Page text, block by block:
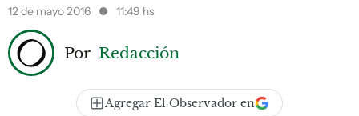
12 de mayo 2016 11:49 hs
Por Redacción
Agregar El Observador en